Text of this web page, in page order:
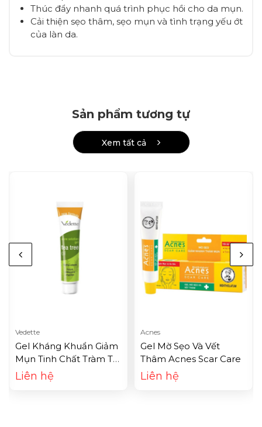
Thúc đẩy nhanh quá trình phục hồi cho da mụn.
Cải thiện sẹo thâm, sẹo mụn và tình trạng yếu ớt
của làn da.
Sản phẩm tương tự
Xem tất cả
Vedette
Gel Kháng Khuẩn Giảm
Mụn Tinh Chất Tràm Trà
Vedette Tea Tree Oil
Liên hệ
Acnes
Gel Mờ Sẹo Và Vết
Thâm Acnes Scar Care
Liên hệ